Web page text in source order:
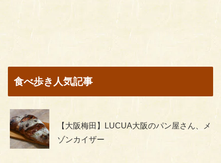
食べ歩き人気記事
【大阪梅田】LUCUA大阪のパン屋さん、メ
ゾンカイザー